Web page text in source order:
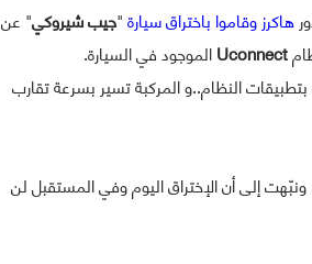
هاكرز وقاموا باختراق سيارة"جيب شيروكي" عن
Uconnectالموجود في السيارة.
النظام..و المركبة تسير بسرعة تقارب
إلى أن الإختراق اليوم وفي المستقبل لن